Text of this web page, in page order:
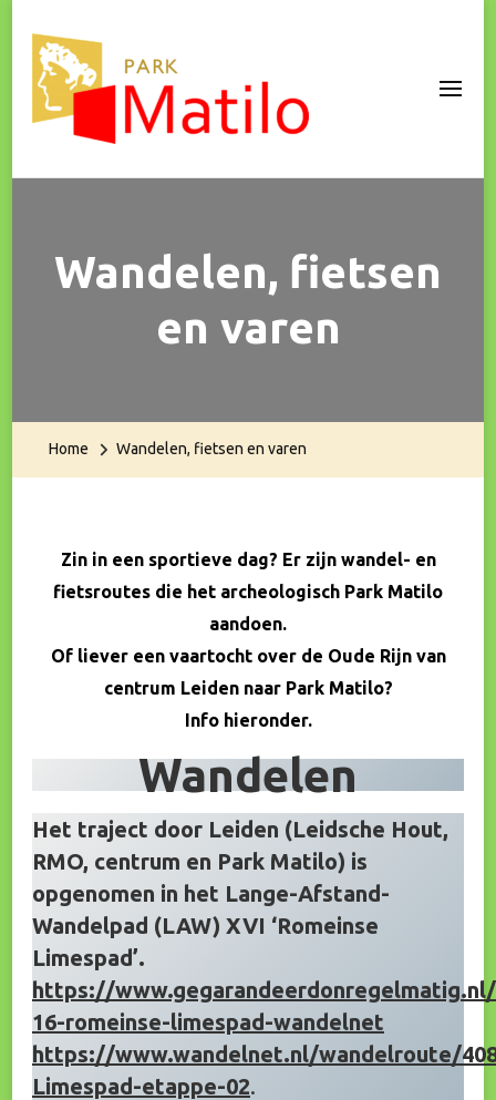
Park Matilo
Wandelen, fietsen
en varen
Home Wandelen, fietsen en varen
Zin in een sportieve dag? Er zijn wandel- en
fietsroutes die het archeologisch Park Matilo
aandoen.
Of liever een vaartocht over de Oude Rijn van
centrum Leiden naar Park Matilo?
Info hieronder.
Wandelen
Het traject door Leiden (Leidsche Hout,
RMO, centrum en Park Matilo) is
opgenomen in het Lange-Afstand-
Wandelpad (LAW) XVI ‘Romeinse
Limespad’.
https://
16-romeinse-limespad-wandelnet
https://www.wandelnet.nl/wandelroute/
Limespad-etappe-02.